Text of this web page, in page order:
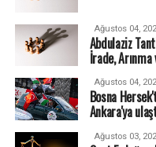
Ağustos 04,
Abdulaziz
İrade,
Ağustos 04,
Bosna
Ankara'ya
Ağustos 03,